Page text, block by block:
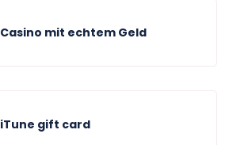
Casino mit echtem Geld
iTune gift card